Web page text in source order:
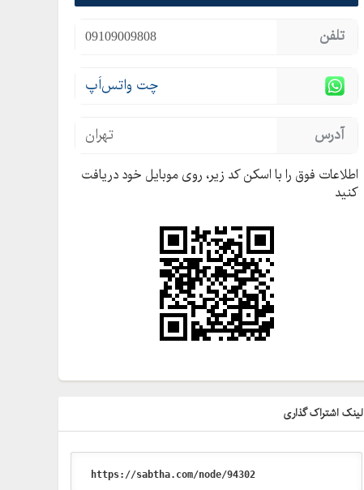
تلفن 09109009808
چت واتس‌اَپ
آدرس تهران
اطلاعات فوق را با اسکن کد زیر، روی موبایل خود دریافت
کنید
لینک اشتراک گذاری